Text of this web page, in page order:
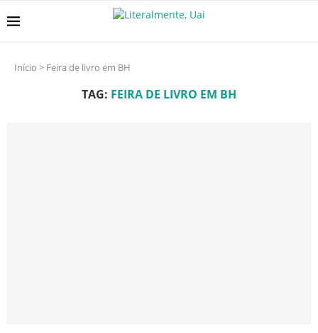
Início > Feira de livro em BH
TAG: FEIRA DE LIVRO EM BH